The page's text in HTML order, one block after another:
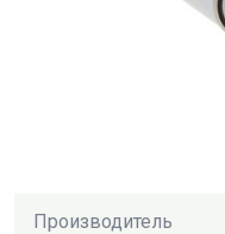
Производитель